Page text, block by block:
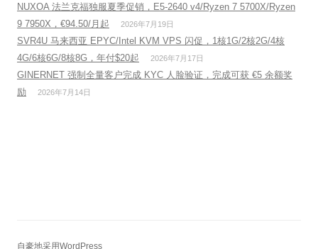
NUXOA 法兰克福独服夏季促销，E5-2640 v4/Ryzen 7 5700X/Ryzen
9 7950X，€94.50/月起
2026年7月19日
SVR4U 马来西亚 EPYC/Intel KVM VPS 闪促，1核1G/2核2G/4核
4G/6核6G/8核8G，年付$20起
2026年7月17日
GINERNET 强制全量客户完成 KYC 人脸验证，完成可获 €5 余额奖
励
2026年7月14日
自豪地采用WordPress